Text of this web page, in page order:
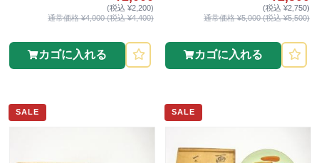
(税込 ¥2,200)
通常価格 ¥4,000 (税込 ¥4,400)
カゴに入れる
(税込 ¥2,750)
通常価格 ¥5,000 (税込 ¥5,500)
カゴに入れる
SALE SALE